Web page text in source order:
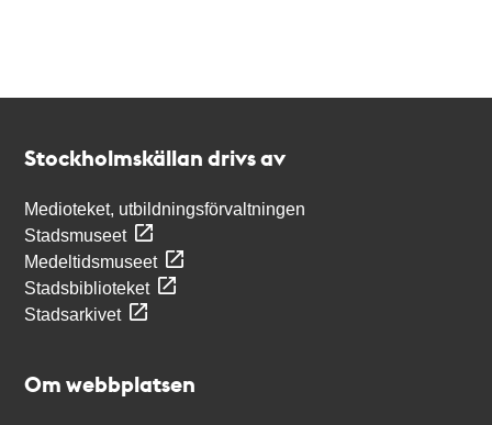
Stockholmskällan drivs av
Medioteket, utbildningsförvaltningen
Stadsmuseet
Medeltidsmuseet
Stadsbiblioteket
Stadsarkivet
Om webbplatsen